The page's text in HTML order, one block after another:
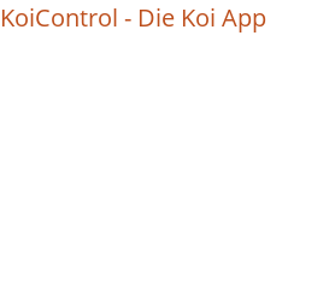
KoiControl - Die Koi App